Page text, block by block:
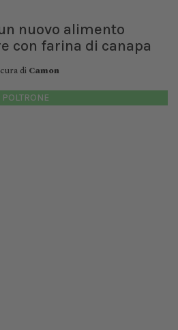
nuovo alimento
con farina di canapa
diCamon
POLTRONE